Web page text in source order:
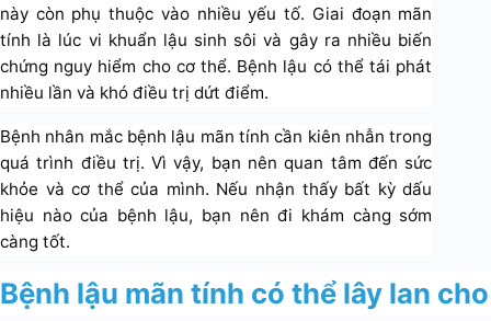
này còn phụ thuộc vào nhiều yếu tố. Giai đoạn mãn
tính là lúc vi khuẩn lậu sinh sôi và gây ra nhiều biến
chứng nguy hiểm cho cơ thể. Bệnh lậu có thể tái phát
nhiều lần và khó điều trị dứt điểm.
Bệnh nhân mắc bệnh lậu mãn tính cần kiên nhẫn trong
quá trình điều trị. Vì vậy, bạn nên quan tâm đến sức
khỏe và cơ thể của mình. Nếu nhận thấy bất kỳ dấu
hiệu nào của bệnh lậu, bạn nên đi khám càng sớm
càng tốt.
Bệnh lậu mãn tính có thể lây lan